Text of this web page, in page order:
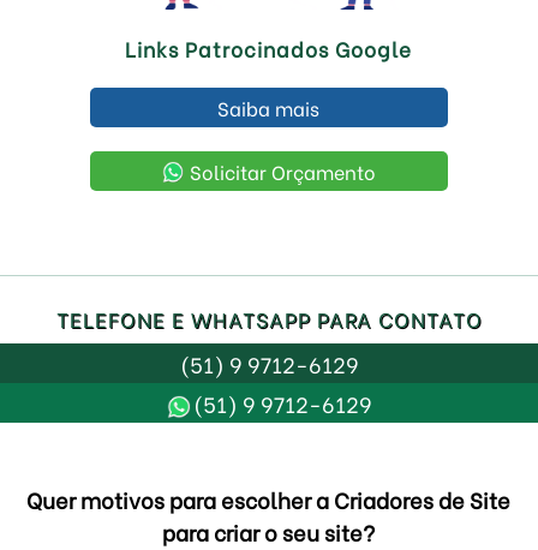
Links Patrocinados Google
Saiba mais
Solicitar Orçamento
TELEFONE E WHATSAPP PARA CONTATO
(51) 9 9712-6129
(51) 9 9712-6129
Quer motivos para escolher a Criadores de Site
para criar o seu site?